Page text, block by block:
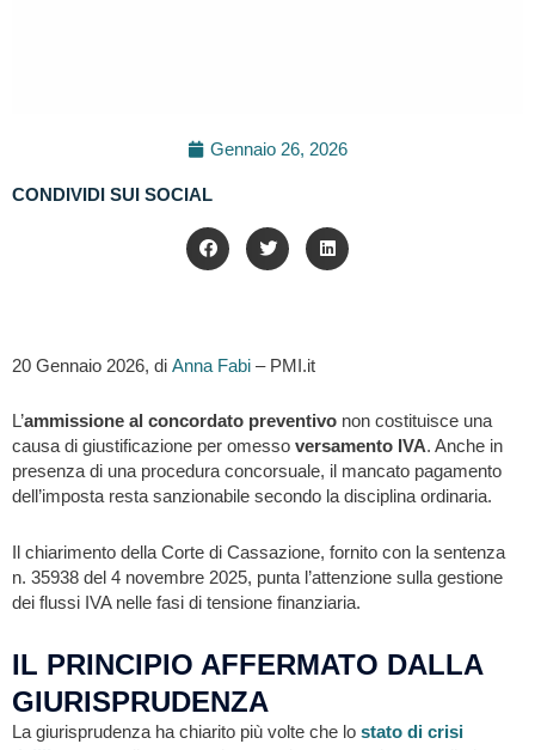
Gennaio 26, 2026
CONDIVIDI SUI SOCIAL
20 Gennaio 2026, di Anna Fabi – PMI.it
L’ammissione al concordato preventivo non costituisce una
causa di giustificazione per omesso versamento IVA. Anche in
presenza di una procedura concorsuale, il mancato pagamento
dell’imposta resta sanzionabile secondo la disciplina ordinaria.
Il chiarimento della Corte di Cassazione, fornito con la sentenza
n. 35938 del 4 novembre 2025, punta l’attenzione sulla gestione
dei flussi IVA nelle fasi di tensione finanziaria.
IL PRINCIPIO AFFERMATO DALLA
GIURISPRUDENZA
La giurisprudenza ha chiarito più volte che lo stato di crisi